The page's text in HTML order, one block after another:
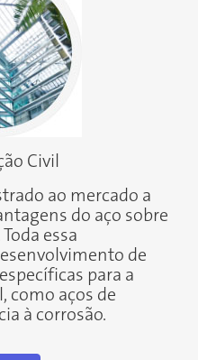
Civil
ao mercado a
do aço sobre
essa
de
para a
como aços de
à corrosão.